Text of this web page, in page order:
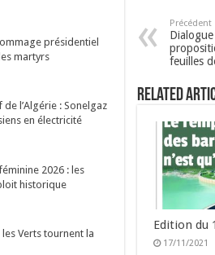
Précédent
feuilles
Related
Edition du
17/11/2021
présidentiel
martyrs
de l’Algérie : Sonelgaz
en électricité
2026 : les
historique
Verts tournent la